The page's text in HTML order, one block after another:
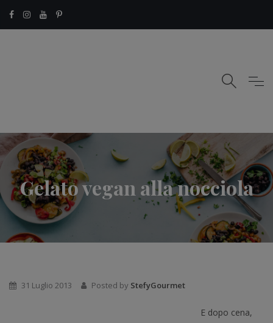
Gelato vegan alla nocciola
31 Luglio 2013 Posted by StefyGourmet
E dopo cena,